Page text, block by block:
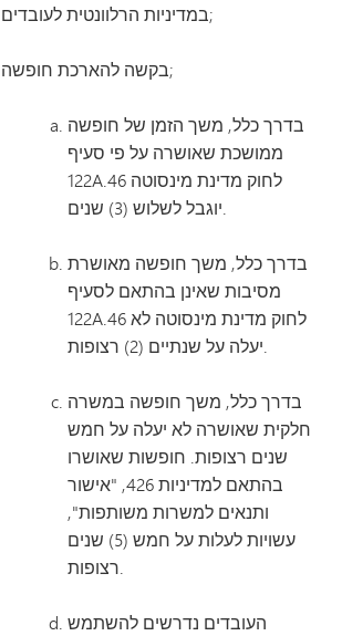
במדיניות הרלוונטית לעובדים;
בקשה להארכת חופשה;
בדרך כלל, משך הזמן של חופשה
ממושכת שאושרה על פי סעיף
122A.46 לחוק מדינת מינסוטה
יוגבל לשלוש (3) שנים.
בדרך כלל, משך חופשה מאושרת
מסיבות שאינן בהתאם לסעיף
122A.46 לחוק מדינת מינסוטה לא
יעלה על שנתיים (2) רצופות.
בדרך כלל, משך חופשה במשרה
חלקית שאושרה לא יעלה על חמש
שנים רצופות. חופשות שאושרו
בהתאם למדיניות 426, "אישור
ותנאים למשרות משותפות",
עשויות לעלות על חמש (5) שנים
רצופות.
העובדים נדרשים להשתמש